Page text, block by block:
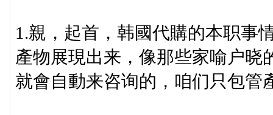
1.親，起首，韩國代購的本职事
產物展現出来，像那些家喻户晓
就會自動来咨询的，咱们只包管